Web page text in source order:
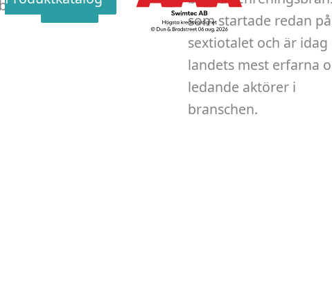
som startade redan på
sextiotalet och är idag
landets mest erfarna
ledande aktörer i
branschen.